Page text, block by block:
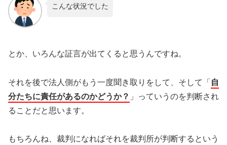
こんな状況でした
とか、いろんな証言が出てくると思うんですね。
それを後で法人側がもう一度聞き取りをして、そして「自
分たちに責任があるのかどうか？ 」っていうのを判断され
ることだと思います。
もちろんね、裁判になればそれを裁判所が判断するという